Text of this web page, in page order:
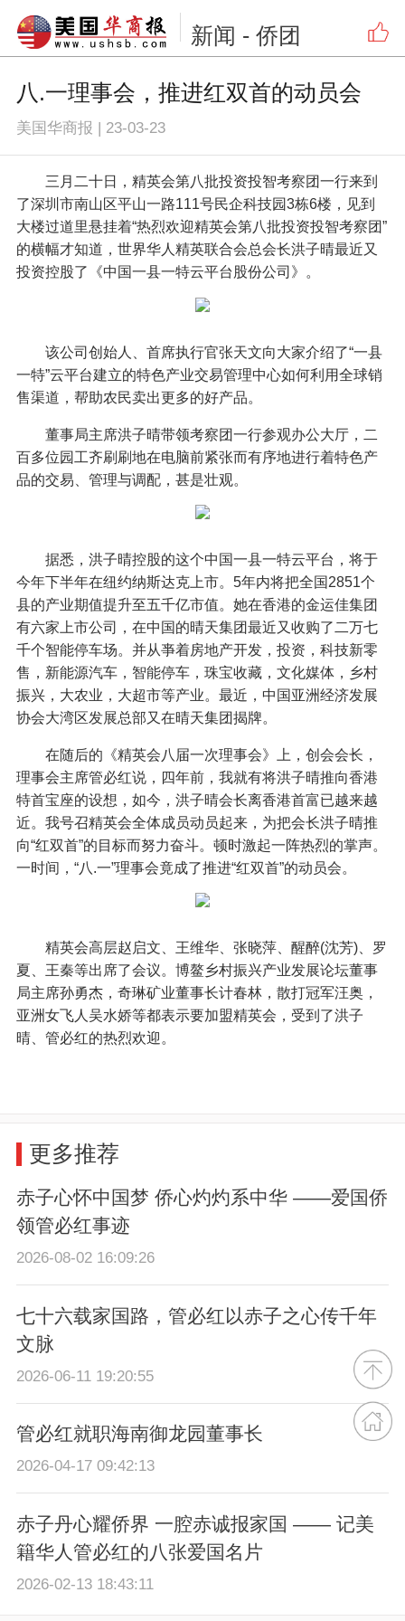
新闻 - 侨团
八.一理事会，推进红双首的动员会
美国华商报 | 23-03-23
三月二十日，精英会第八批投资投智考察团一行来到
了深圳市南山区平山一路111号民企科技园3栋6楼，见到
大楼过道里悬挂着“热烈欢迎精英会第八批投资投智考察团”
的横幅才知道，世界华人精英联合会总会长洪子晴最近又
投资控股了《中国一县一特云平台股份公司》。
该公司创始人、首席执行官张天文向大家介绍了“一县
一特”云平台建立的特色产业交易管理中心如何利用全球销
售渠道，帮助农民卖出更多的好产品。
董事局主席洪子晴带领考察团一行参观办公大厅，二
百多位园工齐刷刷地在电脑前紧张而有序地进行着特色产
品的交易、管理与调配，甚是壮观。
据悉，洪子晴控股的这个中国一县一特云平台，将于
今年下半年在纽约纳斯达克上市。5年内将把全国2851个
县的产业期值提升至五千亿市值。她在香港的金运佳集团
有六家上市公司，在中国的晴天集团最近又收购了二万七
千个智能停车场。并从亊着房地产开发，投资，科技新零
售，新能源汽车，智能停车，珠宝收藏，文化媒体，乡村
振兴，大农业，大超市等产业。最近，中国亚洲经济发展
协会大湾区发展总部又在晴天集团揭牌。
在随后的《精英会八届一次理事会》上，创会会长，
理事会主席管必红说，四年前，我就有将洪子晴推向香港
特首宝座的设想，如今，洪子晴会长离香港首富已越来越
近。我号召精英会全体成员动员起来，为把会长洪子晴推
向“红双首”的目标而努力奋斗。顿时激起一阵热烈的掌声。
一时间，“八.一”理事会竟成了推进“红双首”的动员会。
精英会高层赵启文、王维华、张晓萍、醒醉(沈芳)、罗
夏、王秦等出席了会议。博鳌乡村振兴产业发展论坛董事
局主席孙勇杰，奇琳矿业董事长计春林，散打冠军汪奥，
亚洲女飞人吴水娇等都表示要加盟精英会，受到了洪子
晴、管必红的热烈欢迎。
更多推荐
赤子心怀中国梦 侨心灼灼系中华 ——爱国侨
领管必红事迹
2026-08-02 16:09:26
七十六载家国路，管必红以赤子之心传千年
文脉
2026-06-11 19:20:55
管必红就职海南御龙园董事长
2026-04-17 09:42:13
赤子丹心耀侨界 一腔赤诚报家国 —— 记美
籍华人管必红的八张爱国名片
2026-02-13 18:43:11